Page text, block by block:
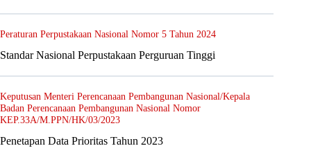
Peraturan Perpustakaan Nasional Nomor 5 Tahun 2024
Standar Nasional Perpustakaan Perguruan Tinggi
Keputusan Menteri Perencanaan Pembangunan Nasional/Kepala
Badan Perencanaan Pembangunan Nasional Nomor
KEP.33A/M.PPN/HK/03/2023
Penetapan Data Prioritas Tahun 2023